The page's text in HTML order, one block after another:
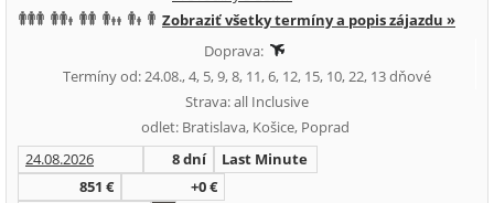
Zobraziť všetky termíny a popis zájazdu »
Doprava:
Termíny od: 24.08., 4, 5, 9, 8, 11, 6, 12, 15, 10, 22, 13 dňové
Strava: all Inclusive
odlet: Bratislava, Košice, Poprad
24.08.2026
8 dní
Last Minute
851 €
+0 €